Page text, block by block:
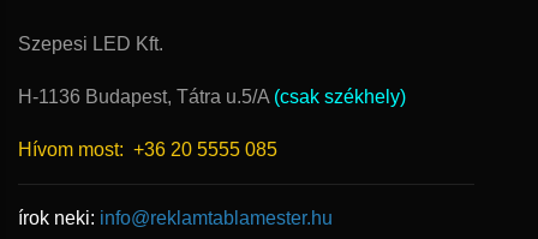
Szepesi LED Kft.
H-1136 Budapest, Tátra u.5/A (csak székhely)
Hívom most: +36 20 5555 085
írok neki: info@reklamtablamester.hu